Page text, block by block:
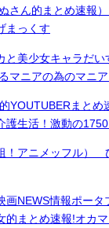
さん的まとめ速報
まっくす
と美少女キャラだい
マニアの為のマニ
YOUTUBERまとめ
護生活！激動の1750
！アニメッフル）
画NEWS情報ポータ
的まとめ速報!オカ